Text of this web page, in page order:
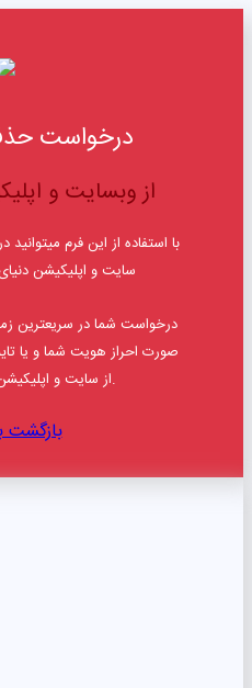
درخواست
از وبسایت و
با استفاده از این فرم
سایت و اپلیکیشن
درخواست شما در سریعترین
صورت احراز هویت شما و یا
از سایت و اپلیکیشن حذف خواهد شد.
بازگشت